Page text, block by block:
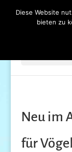
Neu im
für
Diese Website
bieten zu